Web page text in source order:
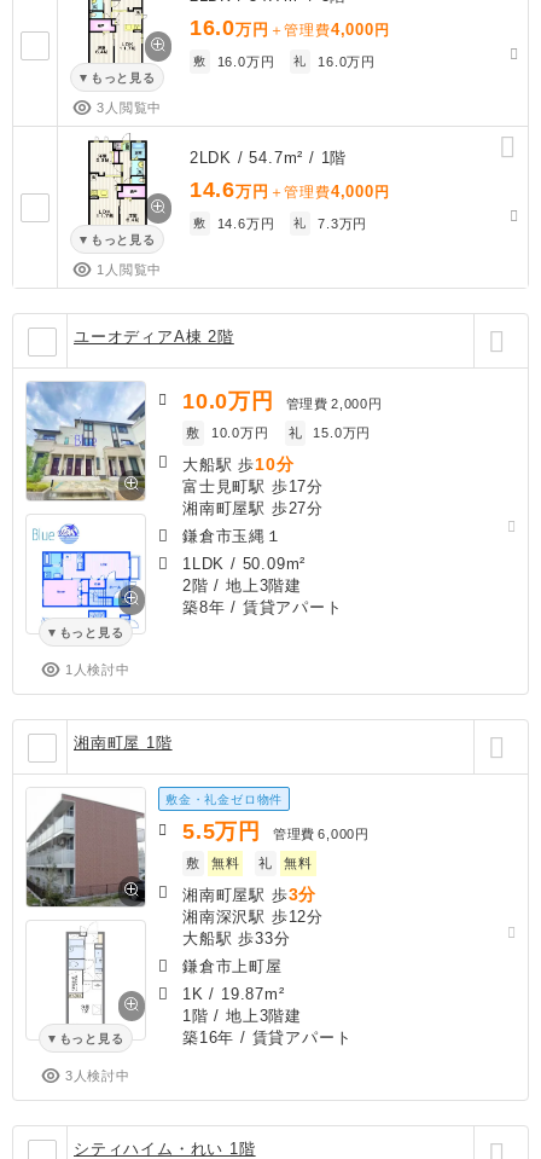
もっと見る
3人閲覧中
16.0万円 ＋管理費4,000 円
敷 16.0万円 礼 16.0万円
もっと見る
1人閲覧中
2LDK / 54.7m² / 1階
14.6万円 ＋管理費4,000 円
敷 14.6万円 礼 7.3万円
ユーオディアA棟 2階
もっと見る
1人検討中
10.0万円 管理費 2,000円
敷
10.0万円 礼 15.0万円
大船駅 歩10分
富士見町駅 歩17分
湘南町屋駅 歩27分
鎌倉市玉縄１
1LDK / 50.09m²
2階 / 地上3階建
築8年 / 賃貸アパート
湘南町屋 1階
もっと見る
3人検討中
敷金・礼金ゼロ物件
5.5万円 管理費 6,000円
敷
無料 礼 無料
湘南町屋駅 歩3分
湘南深沢駅 歩12分
大船駅 歩33分
鎌倉市上町屋
1K / 19.87m²
1階 / 地上3階建
築16年 / 賃貸アパート
シティハイム・れい 1階